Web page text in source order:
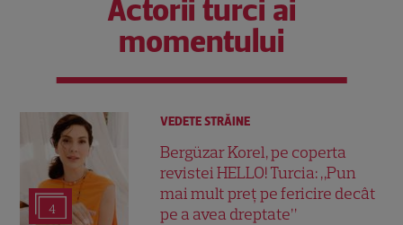
Actorii turci ai
momentului
4
VEDETE STRĂINE
Bergüzar Korel, pe coperta
revistei HELLO! Turcia: „Pun
mai mult preț pe fericire decât
pe a avea dreptate”